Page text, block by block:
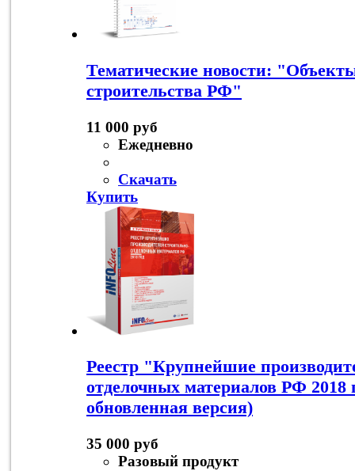
Тематические новости:
строительства РФ"
11 000 руб
Ежедневно
Скачать
Купить
Реестр "Крупнейшие
отделочных материалов РФ 2018
обновленная версия)
35 000 руб
Разовый продукт